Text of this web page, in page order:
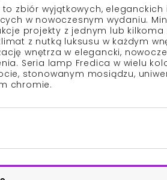
to zbiór wyjątkowych,
w nowoczesnym wydaniu.
projekty z jednym lub kilkoma
z nutką luksusu w każdym
wnętrza w elegancki,
Seria lamp Fredica w wielu
stonowanym mosiądzu,
chromie.